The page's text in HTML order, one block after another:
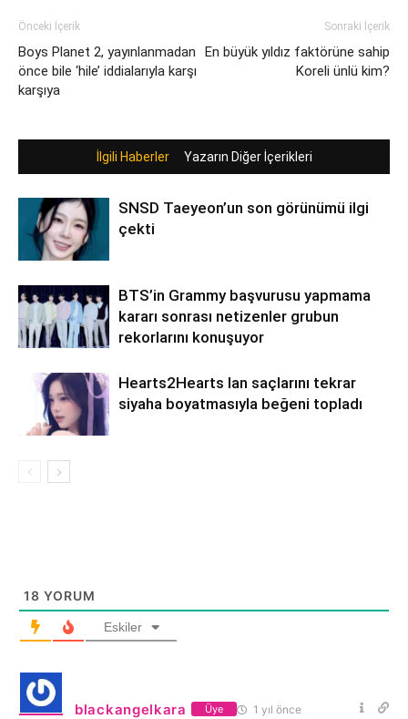
Önceki İçerik
Boys Planet 2, yayınlanmadan
önce bile ‘hile’ iddialarıyla karşı
karşıya
Sonraki İçerik
En büyük yıldız faktörüne sahip
Koreli ünlü kim?
İlgili Haberler Yazarın Diğer İçerikleri
SNSD Taeyeon’un son görünümü ilgi
çekti
BTS’in Grammy başvurusu yapmama
kararı sonrası netizenler grubun
rekorlarını konuşuyor
Hearts2Hearts Ian saçlarını tekrar
siyaha boyatmasıyla beğeni topladı
18 YORUM
Eskiler
blackangelkara Üye 1 yıl önce